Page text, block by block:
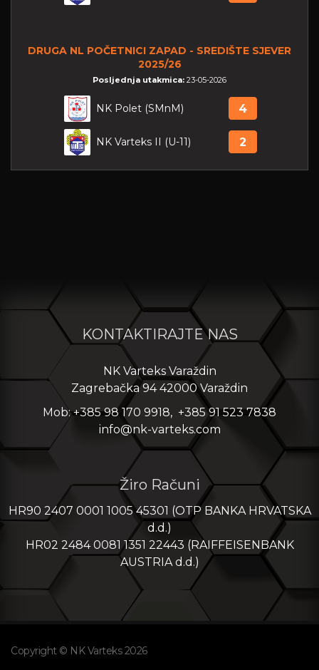
DRUGA NL POČETNICI ZAPAD - SREDIŠTE SJEVER
2025/26
Posljednja utakmica: 23-05-2026
NK Polet (SMnM) 4
NK Varteks II (U-11) 2
KONTAKTIRAJTE NAS
NK Varteks Varaždin
Zagrebačka 94 42000 Varaždin
Mob: +385 98 170 9918, +385 91 523 7838
info@nk-varteks.com
Žiro Računi
HR90 2407 0001 1005 45301 (OTP BANKA HRVATSKA
d.d.)
HR02 2484 0081 1351 22443 (RAIFFEISENBANK
AUSTRIA d.d.)
Copyright © NK Varteks 2026